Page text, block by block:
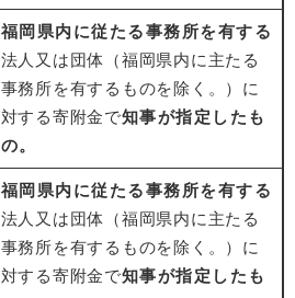
福岡県内に従たる事務所を有する
法人又は団体（福岡県内に主たる
事務所を有するものを除く。）に
対する寄附金で知事が指定したも
の。
福岡県内に従たる事務所を有する
法人又は団体（福岡県内に主たる
事務所を有するものを除く。）に
対する寄附金で知事が指定したも